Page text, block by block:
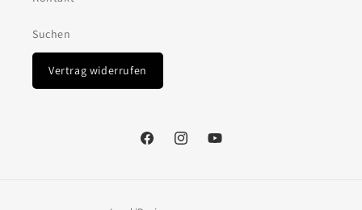
Suchen
Vertrag widerrufen
FacebookInstagramYouTube